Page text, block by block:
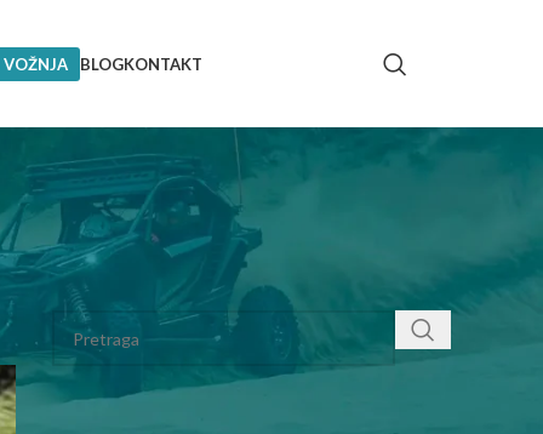
VOŽNJA BLOGKONTAKT
PRETRAGA